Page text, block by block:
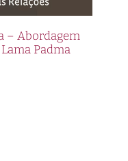
– Abordagem
Padma